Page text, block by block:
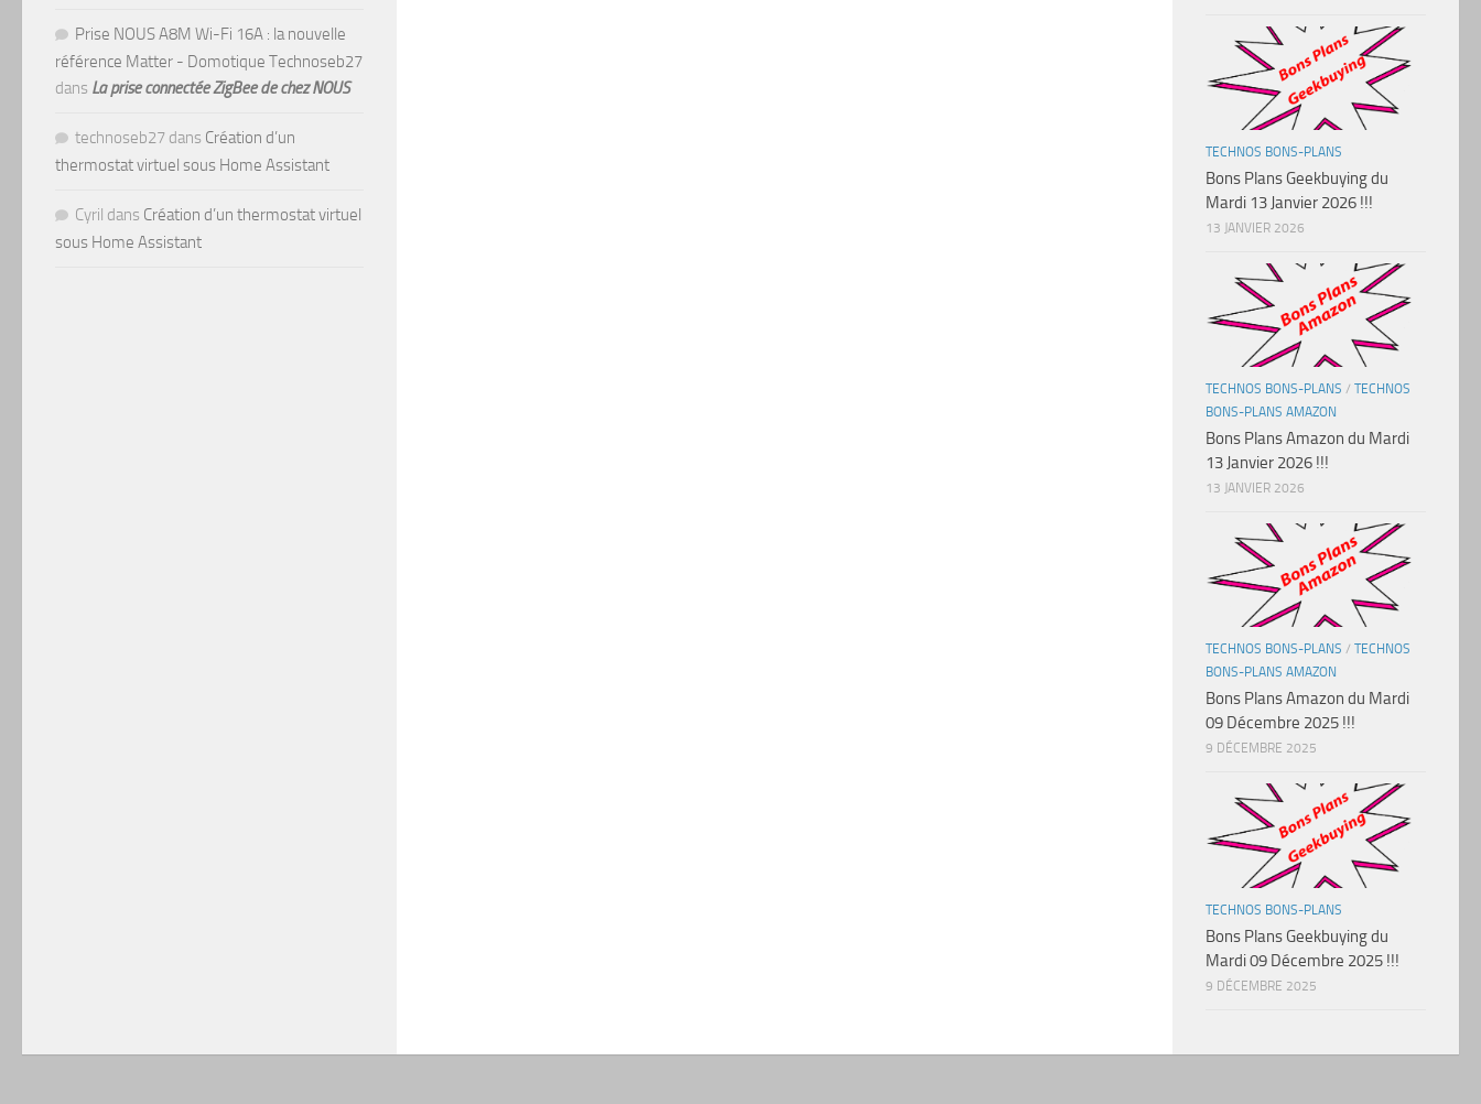
Prise NOUS A8M Wi-Fi 16A : la nouvelle
référence Matter - Domotique Technoseb27
dans La prise connectée ZigBee de chez NOUS
technoseb27 dans Création d’un
thermostat virtuel sous Home Assistant
Cyril dans Création d’un thermostat virtuel
sous Home Assistant
TECHNOS BONS-PLANS
Bons Plans Geekbuying du
Mardi 13 Janvier 2026 !!!
13 JANVIER 2026
TECHNOS BONS-PLANS / TECHNOS
BONS-PLANS AMAZON
Bons Plans Amazon du Mardi
13 Janvier 2026 !!!
13 JANVIER 2026
TECHNOS BONS-PLANS / TECHNOS
BONS-PLANS AMAZON
Bons Plans Amazon du Mardi
09 Décembre 2025 !!!
9 DÉCEMBRE 2025
TECHNOS BONS-PLANS
Bons Plans Geekbuying du
Mardi 09 Décembre 2025 !!!
9 DÉCEMBRE 2025